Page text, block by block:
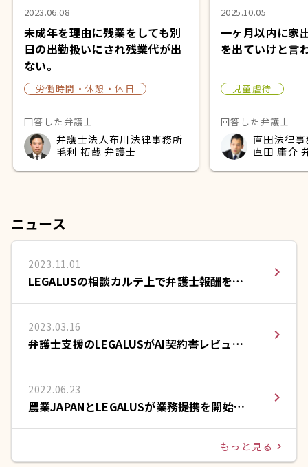
2023.06.08
未成年を理由に残業をしても別
日の出勤扱いにされ残業代が出
ない。
労働時間・休憩・休日
回答した弁護士
弁護士法人布川法律事務所
毛利 拓哉 弁護士
2025.10.05
一ヶ月以内に家
を出ていけと言
児童虐待
回答した弁護士
直田法律
直田 庸介
ニュース
2023.11.01
LEGALUSの相談カルテ上で弁護士報酬をカ
ードで支払える決済サービスを提供開始
navigate_next
2023.03.16
弁護士支援のLEGALUSがAI契約書レビュー
のLeCHECK(リチェック)と提携
navigate_next
2022.06.23
農業JAPANとLEGALUSが業務提携を開始い
たしました。
navigate_next
もっと見る navigate_next